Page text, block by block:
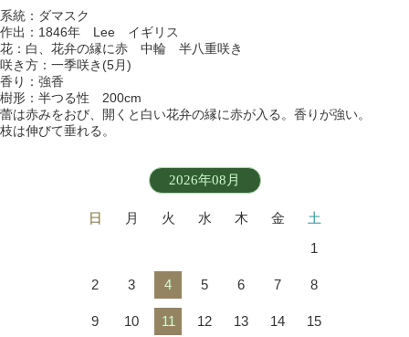
系統：ダマスク
作出：1846年 Lee イギリス
花：白、花弁の縁に赤 中輪 半八重咲き
咲き方：一季咲き(5月)
香り：強香
樹形：半つる性 200cm
蕾は赤みをおび、開くと白い花弁の縁に赤が入る。香りが強い。
枝は伸びて垂れる。
2026年08月
日 月 火 水 木 金
土
1
2 3 4 5 6 7 8
9 10 11 12 13 14 15